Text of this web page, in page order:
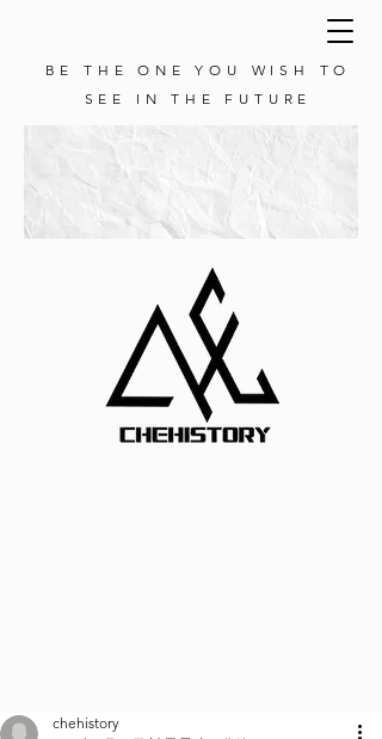
BE THE ONE YOU WISH TO
SEE IN THE FUTURE
chehistory